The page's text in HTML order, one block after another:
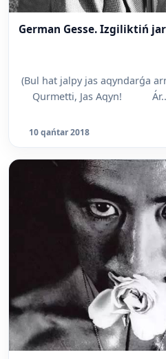
German Gesse. Izgiliktiń
(Bul hat jalpy jas aqyndarǵa
Qurmetti, Jas Aqyn!
10 qańtar 2018